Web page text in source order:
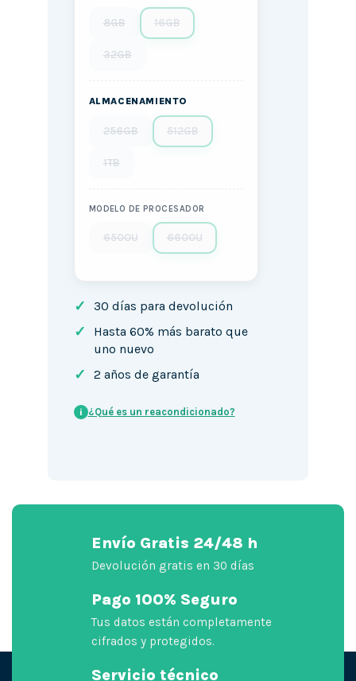
8GB 16GB
32GB
ALMACENAMIENTO
256GB 512GB
1TB
MODELO DE PROCESADOR
6500U 6600U
✓ 30 días para devolución
✓
Hasta 60% más barato que
uno nuevo
✓ 2 años de garantía
i ¿Qué es un reacondicionado?
Envío Gratis 24/48 h
Devolución gratis en 30 días
Pago 100% Seguro
Tus datos están completamente
cifrados y protegidos.
Servicio técnico